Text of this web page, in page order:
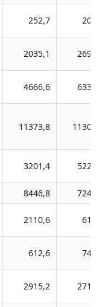
252,7 200,1
2035,1 2698,3
4666,6 6337,7
11373,8 11303,9
3201,4 5228,3
8446,8
7244,9
2110,6 611,1
612,6 740,7
2915,2 2714,7